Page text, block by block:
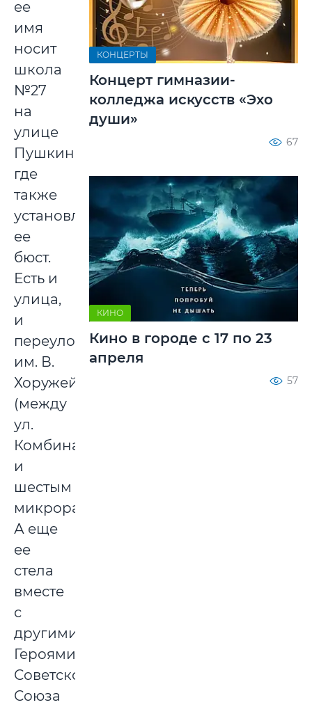
ее
имя
носит
школа
№27
на
улице
Пушкина,
где
также
установлен
ее
бюст.
Есть и
улица,
и
переулок
им. В.
Хоружей
(между
ул.
Комбинатской
и
шестым
микрорайоном).
А еще
ее
стела
вместе
с
другими
Героями
Советского
Союза
КОНЦЕРТЫ
Концерт гимназии-
колледжа искусств «Эхо
души»
67
КИНО
Кино в городе с 17 по 23
апреля
57